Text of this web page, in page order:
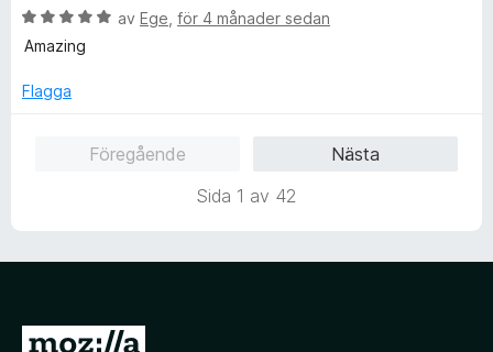
5
s
a
t
B
e
y
av Ege för 4 månader sedan
Amazing
Flagga
Föregående
Nästa
Sida 1 av 42
G